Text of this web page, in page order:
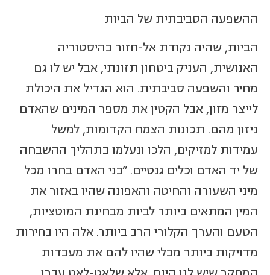
ההשפעה הסביבתית של הביות
הביות, שהיה נקודת אל-חזור בהיסטוריה
האנושית, העניק ביטחון תזונתי, אבל יש לו גם
מחיר והשפעה סביבתית. הוא הגדיל את היכולת
לייצר מזון, אבל הקטין את מספר המינים שהאדם
ניזון מהם. תכונות הצמח הקדומות, למשל
עמידות למזיקים, הלכו ונעלמו בתהליך ההשבחה
של יד האדם וכלים גנטיים. "בני האדם בחרו מכל
מיני השעורה והחיטה והאפונה שהיו באזור את
המין המתאים ביותר לביות מבחינת המוטציות,
הטעם והערך הקלורי הרב ביותר. אלה היו בחירות
מדויקות ביותר מבלי שהיו להם את מעבדות